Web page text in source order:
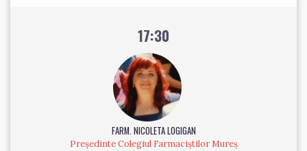
17:30
FARM. NICOLETA LOGIGAN
Președinte Colegiul Farmaciștilor Mureș